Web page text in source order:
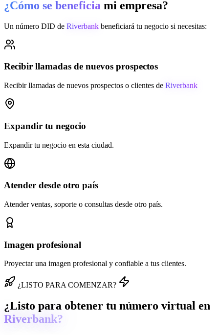
¿Cómo se beneficia mi empresa?
Un número DID de Riverbank beneficiará tu negocio si necesitas:
Recibir llamadas de nuevos prospectos
Recibir llamadas de nuevos prospectos o clientes de Riverbank
Expandir tu negocio
Expandir tu negocio en esta ciudad.
Atender desde otro país
Atender ventas, soporte o consultas desde otro país.
Imagen profesional
Proyectar una imagen profesional y confiable a tus clientes.
¿LISTO PARA COMENZAR?
¿Listo para obtener tu número virtual en
Riverbank?